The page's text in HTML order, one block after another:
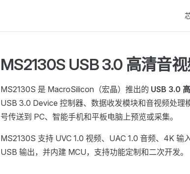
MS2130S USB 3.0 高清音
MS2130S 是 MacroSilicon（宏晶）推出的 USB 3.0
USB 3.0 Device 控制器、数据收发模块和音视频处
号传送到 PC、智能手机和平板电脑上预览或采集。
MS2130S 支持 UVC 1.0 视频、UAC 1.0 音频、4K
USB 输出，并内建 MCU，支持功能定制和二次开发。